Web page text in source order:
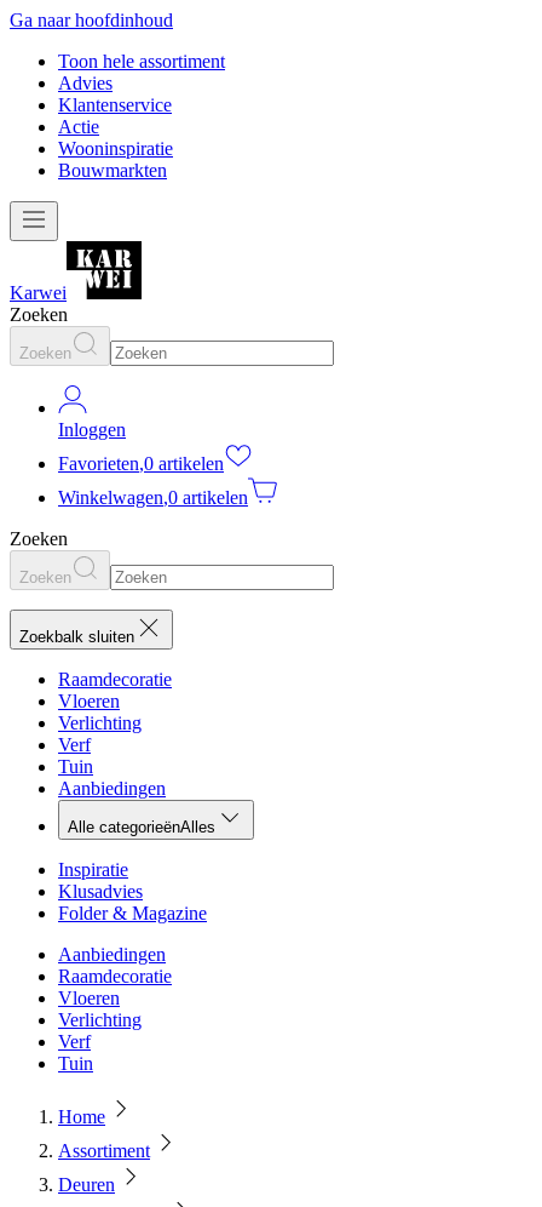
Ga naar hoofdinhoud
Toon hele assortiment
Advies
Klantenservice
Actie
Wooninspiratie
Bouwmarkten
Karwei
Zoeken
Zoeken
Inloggen
Favorieten,0 artikelen
Winkelwagen,0 artikelen
Zoeken
Zoeken
Zoekbalk sluiten
Raamdecoratie
Vloeren
Verlichting
Verf
Tuin
Aanbiedingen
Alle categorieënAlles
Inspiratie
Klusadvies
Folder & Magazine
Aanbiedingen
Raamdecoratie
Vloeren
Verlichting
Verf
Tuin
Home
Assortiment
Deuren